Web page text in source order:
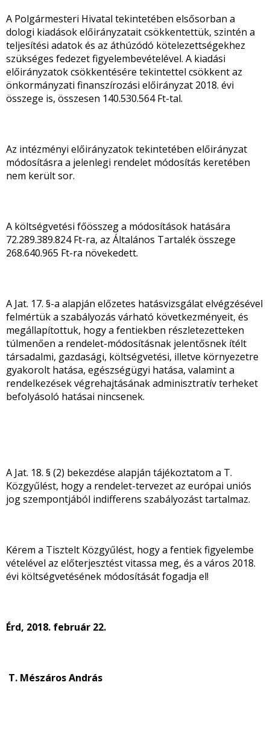
A Polgármesteri Hivatal tekintetében elsősorban a
dologi kiadások előirányzatait csökkentettük, szintén a
teljesítési adatok és az áthúzódó kötelezettségekhez
szükséges fedezet figyelembevételével. A kiadási
előirányzatok csökkentésére tekintettel csökkent az
önkormányzati finanszírozási előirányzat 2018. évi
összege is, összesen 140.530.564 Ft-tal.
Az intézményi előirányzatok tekintetében előirányzat
módosításra a jelenlegi rendelet módosítás keretében
nem került sor.
A költségvetési főösszeg a módosítások hatására
72.289.389.824 Ft-ra, az Általános Tartalék összege
268.640.965 Ft-ra növekedett.
A Jat. 17. §-a alapján előzetes hatásvizsgálat elvégzésével
felmértük a szabályozás várható következményeit, és
megállapítottuk, hogy a fentiekben részletezetteken
túlmenően a rendelet-módosításnak jelentősnek ítélt
társadalmi, gazdasági, költségvetési, illetve környezetre
gyakorolt hatása, egészségügyi hatása, valamint a
rendelkezések végrehajtásának adminisztratív terheket
befolyásoló hatásai nincsenek.
A Jat. 18. § (2) bekezdése alapján tájékoztatom a T.
Közgyűlést, hogy a rendelet-tervezet az európai uniós
jog szempontjából indifferens szabályozást tartalmaz.
Kérem a Tisztelt Közgyűlést, hogy a fentiek figyelembe
vételével az előterjesztést vitassa meg, és a város 2018.
évi költségvetésének módosítását fogadja el!
Érd, 2018. február 22.
T. Mészáros András